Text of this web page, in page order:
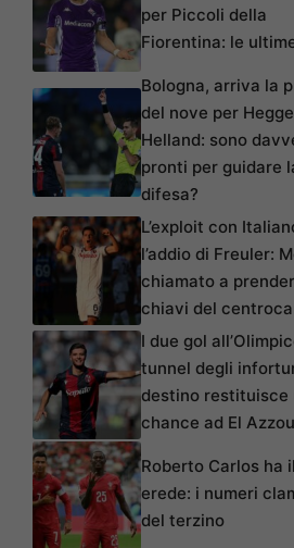
per Piccoli della
Fiorentina: le
Bologna, arriva la
del nove per
Helland: sono
pronti per guidare
difesa?
L’exploit con
l’addio di Freuler:
chiamato a
chiavi del
I due gol
tunnel degli
destino restituisce
chance ad El
Roberto Carlos ha
erede: i numeri
del terzino